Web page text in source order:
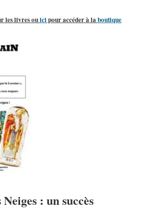
les livres ouicipour accéder à laboutique
: un succès